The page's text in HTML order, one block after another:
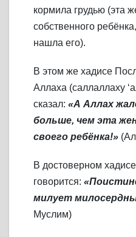
кормила грудью (эта
собственного
нашла его).
В этом же хадисе
Аллаха (саллаллаху
сказал: «А Аллах
больше, чем эта
своего ребёнка!»
В достоверном хадисе
говорится:
милует
Муслим)